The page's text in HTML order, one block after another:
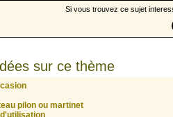
Si vous trouvez ce sujet
sur ce thème
pilon ou martinet